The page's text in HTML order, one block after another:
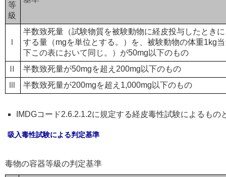
等
級
Ⅰ
半数致死量（試験物質を被験動物に経皮投与したとき
する量（mgを単位とする。）を、被験動物の体重1kg
下この表において同じ。）が50mg以下のもの
Ⅱ
半数致死量が50mgを超え200mg以下のもの
Ⅲ
半数致死量が200mgを超え1,000mg以下のもの
IMDGコード2.6.2.1.2に規定する経皮毒性試験によるもの
吸入毒性試験による判定基準
毒物の容器等級の判定基準